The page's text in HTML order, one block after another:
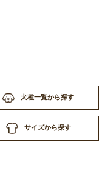
犬種一覧から探す
サイズから探す